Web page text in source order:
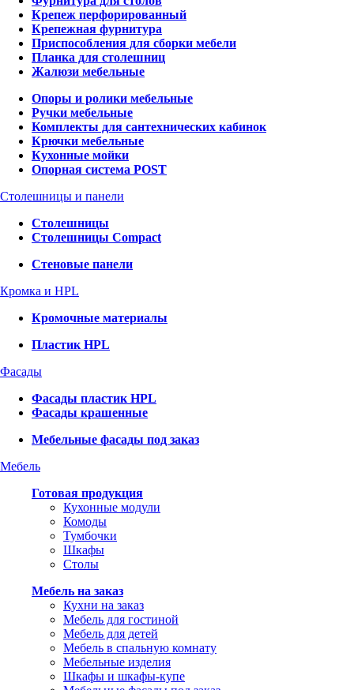
Крепеж перфорированный
Крепежная фурнитура
Приспособления для сборки мебели
Планка для столешниц
Жалюзи мебельные
Опоры и ролики мебельные
Ручки мебельные
Комплекты для сантехнических кабинок
Крючки мебельные
Кухонные мойки
Опорная система POST
Столешницы и панели
Столешницы
Столешницы Compact
Стеновые панели
Кромка и HPL
Кромочные материалы
Пластик HPL
Фасады
Фасады пластик HPL
Фасады крашенные
Мебельные фасады под заказ
Мебель
Готовая продукция
Кухонные модули
Комоды
Тумбочки
Шкафы
Столы
Мебель на заказ
Кухни на заказ
Мебель для гостиной
Мебель для детей
Мебель в спальную комнату
Мебельные изделия
Шкафы и шкафы-купе